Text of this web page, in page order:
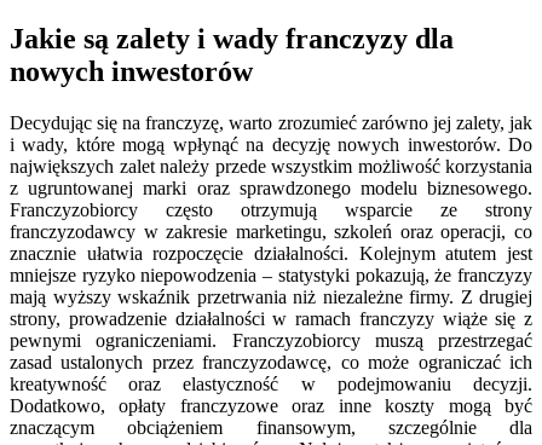
Jakie są zalety i wady franczyzy dla
nowych inwestorów
Decydując się na franczyzę, warto zrozumieć zarówno jej zalety, jak
i wady, które mogą wpłynąć na decyzję nowych inwestorów. Do
największych zalet należy przede wszystkim możliwość korzystania
z ugruntowanej marki oraz sprawdzonego modelu biznesowego.
Franczyzobiorcy często otrzymują wsparcie ze strony
franczyzodawcy w zakresie marketingu, szkoleń oraz operacji, co
znacznie ułatwia rozpoczęcie działalności. Kolejnym atutem jest
mniejsze ryzyko niepowodzenia – statystyki pokazują, że franczyzy
mają wyższy wskaźnik przetrwania niż niezależne firmy. Z drugiej
strony, prowadzenie działalności w ramach franczyzy wiąże się z
pewnymi ograniczeniami. Franczyzobiorcy muszą przestrzegać
zasad ustalonych przez franczyzodawcę, co może ograniczać ich
kreatywność oraz elastyczność w podejmowaniu decyzji.
Dodatkowo, opłaty franczyzowe oraz inne koszty mogą być
znaczącym obciążeniem finansowym, szczególnie dla